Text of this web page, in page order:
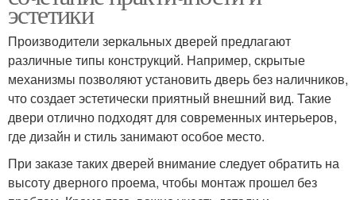
эстетики
Производители зеркальных дверей предлагают
различные типы конструкций. Например, скрытые
механизмы позволяют установить дверь без наличников,
что создает эстетически приятный внешний вид. Такие
двери отлично подходят для современных интерьеров,
где дизайн и стиль занимают особое место.
При заказе таких дверей внимание следует обратить на
высоту дверного проема, чтобы монтаж прошел без